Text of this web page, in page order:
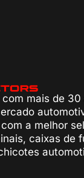
mais de 30
a melhor
caixas de